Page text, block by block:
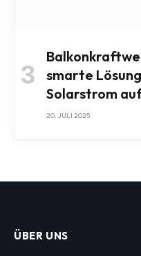
smarte
Solarstrom
20. JULI 2025
ÜBER UNS